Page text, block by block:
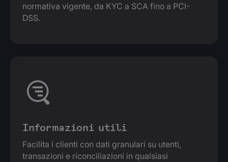
normativa vigente, da KYC a SCA fino a PCI-
DSS.
Informazioni utili
Facilita i clienti con dati granulari su utenti,
transazioni e riconciliazioni in qualsiasi